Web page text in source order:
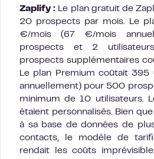
Zaplify : Le plan gratuit de
20 prospects par mois. Le
€/mois (67 €/mois
prospects et 2
prospects supplémentaires
Le plan Premium coûtait
annuellement) pour 500
minimum de 10 utilisateurs.
étaient personnalisés. Bien
à sa base de données de
contacts, le modèle de
rendait les coûts